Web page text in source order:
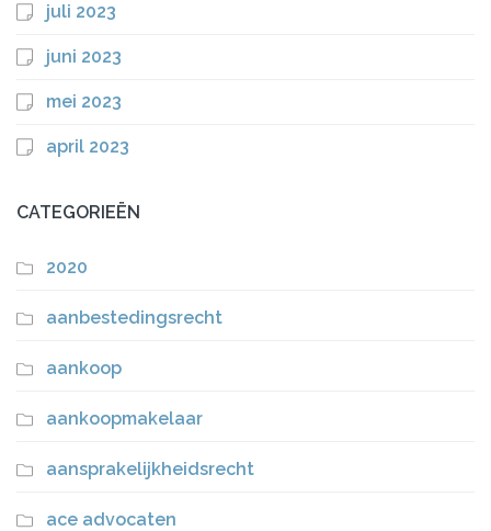
juli 2023
juni 2023
mei 2023
april 2023
CATEGORIEËN
2020
aanbestedingsrecht
aankoop
aankoopmakelaar
aansprakelijkheidsrecht
ace advocaten